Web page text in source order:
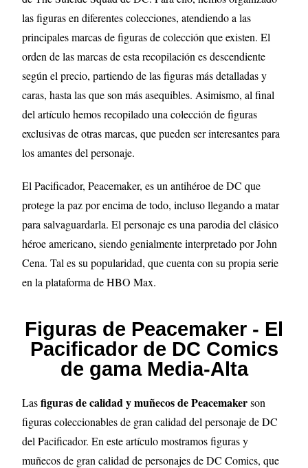
las figuras en diferentes colecciones, atendiendo a las
principales marcas de figuras de colección que existen. El
orden de las marcas de esta recopilación es descendiente
según el precio, partiendo de las figuras más detalladas y
caras, hasta las que son más asequibles. Asimismo, al final
del artículo hemos recopilado una colección de figuras
exclusivas de otras marcas, que pueden ser interesantes para
los amantes del personaje.
El Pacificador, Peacemaker, es un antihéroe de DC que
protege la paz por encima de todo, incluso llegando a matar
para salvaguardarla. El personaje es una parodia del clásico
héroe americano, siendo genialmente interpretado por John
Cena. Tal es su popularidad, que cuenta con su propia serie
en la plataforma de HBO Max.
Figuras de Peacemaker - El
Pacificador de DC Comics
de gama Media-Alta
Lasfiguras de calidad y muñecos de Peacemakerson
figuras coleccionables de gran calidad del personaje de DC
del Pacificador. En este artículo mostramos figuras y
muñecos de gran calidad de personajes de DC Comics, que